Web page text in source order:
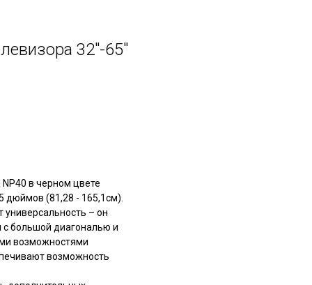
32"-65"
в черном цвете
дюймов (81,28 - 165,1см).
универсальность – он
с большой диагональю и
возможностями
возможность